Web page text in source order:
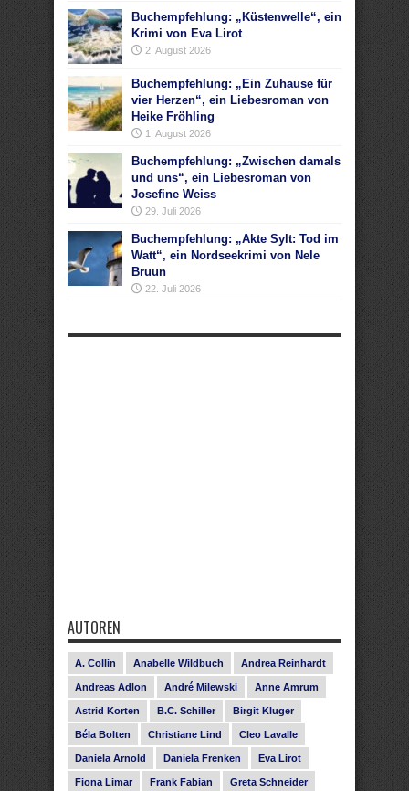
Buchempfehlung: „Küstenwelle“, ein
Krimi von Eva Lirot
2. August 2026
Buchempfehlung: „Ein Zuhause für
vier Herzen“, ein Liebesroman von
Heike Fröhling
1. August 2026
Buchempfehlung: „Zwischen damals
und uns“, ein Liebesroman von
Josefine Weiss
29. Juli 2026
Buchempfehlung: „Akte Sylt: Tod im
Watt“, ein Nordseekrimi von Nele
Bruun
22. Juli 2026
AUTOREN
A. Collin Anabelle Wildbuch Andrea Reinhardt
Andreas Adlon André Milewski Anne Amrum
Astrid Korten B.C. Schiller Birgit Kluger
Béla Bolten Christiane Lind Cleo Lavalle
Daniela Arnold Daniela Frenken Eva Lirot
Fiona Limar Frank Fabian Greta Schneider